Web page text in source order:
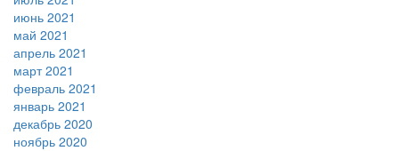
июнь 2021
май 2021
апрель 2021
март 2021
февраль 2021
январь 2021
декабрь 2020
ноябрь 2020